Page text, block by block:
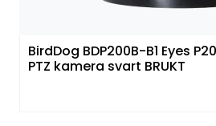
BirdDog BDP200B-B1 Eyes
PTZ kamera svart BRUKT